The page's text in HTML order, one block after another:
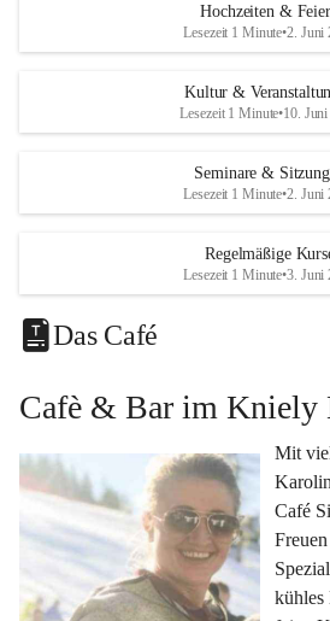
Ein klimatisierter Seminarraum für
bis 25 Personen.
Eine voll ausgestattete Küche
für
eigene kulinarische Highlights.
Klimatisiertes Foyer mit Theken-
Künstlergarderobe, kleiner Garten
alles für Ihre perfekte
Seminare & Workshops,
Familienfeiern, Tagungen,
– bei uns finden Sie den passenden
Lassen Sie sich von Karolina
Spezialitäten, edlen Weinen und
verwöhnen.
Fragen oder Anfragen?
Kontaktieren Sie uns gerne per Mail
l.kohlmaier@leutschach-
+4334547060223
Hochzeiten &
Lesezeit 1 Minute•2. Juni
Kultur &
Lesezeit 1 Minute•10.
Seminare &
Lesezeit 1 Minute•2. Juni
Regelmäßige
Lesezeit 1 Minute•3. Juni
Das Café
Cafè & Bar im Kniely
Mit
Café
kühles